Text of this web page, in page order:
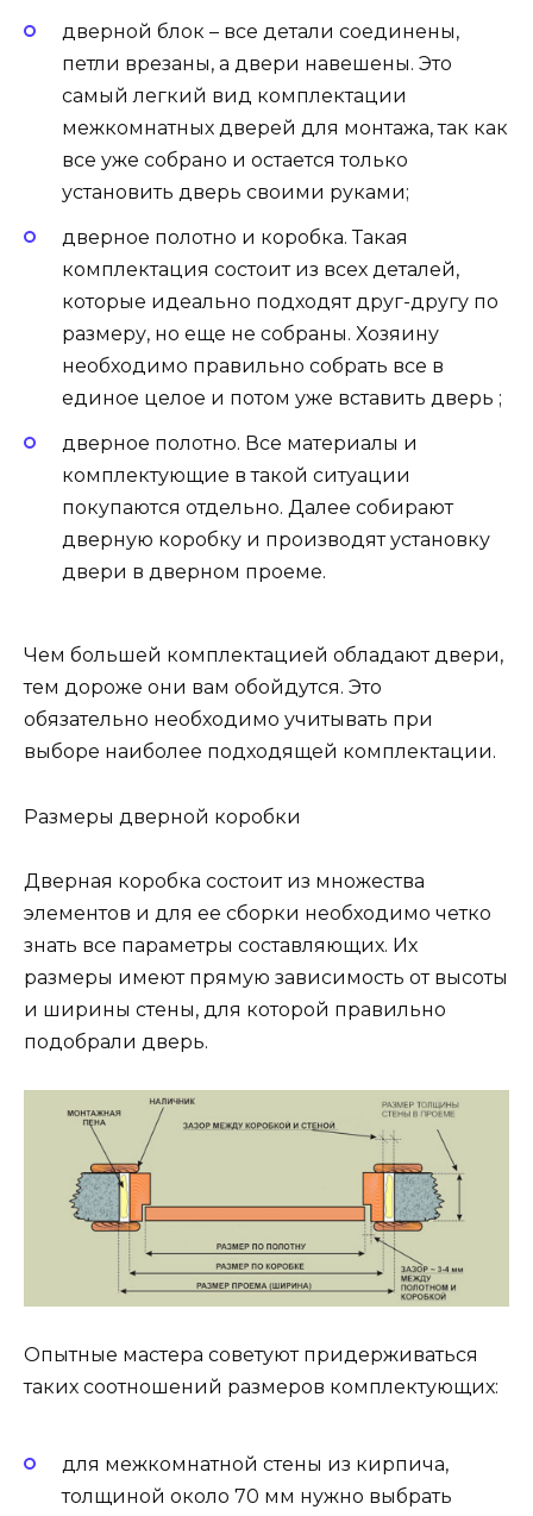
дверной блок – все детали соединены,
петли врезаны, а двери навешены. Это
самый легкий вид комплектации
межкомнатных дверей для монтажа, так как
все уже собрано и остается только
установить дверь своими руками;
дверное полотно и коробка. Такая
комплектация состоит из всех деталей,
которые идеально подходят друг-другу по
размеру, но еще не собраны. Хозяину
необходимо правильно собрать все в
единое целое и потом уже вставить дверь ;
дверное полотно. Все материалы и
комплектующие в такой ситуации
покупаются отдельно. Далее собирают
дверную коробку и производят установку
двери в дверном проеме.
Чем большей комплектацией обладают двери,
тем дороже они вам обойдутся. Это
обязательно необходимо учитывать при
выборе наиболее подходящей комплектации.
Размеры дверной коробки
Дверная коробка состоит из множества
элементов и для ее сборки необходимо четко
знать все параметры составляющих. Их
размеры имеют прямую зависимость от высоты
и ширины стены, для которой правильно
подобрали дверь.
Опытные мастера советуют придерживаться
таких соотношений размеров комплектующих:
для межкомнатной стены из кирпича,
толщиной около 70 мм нужно выбрать